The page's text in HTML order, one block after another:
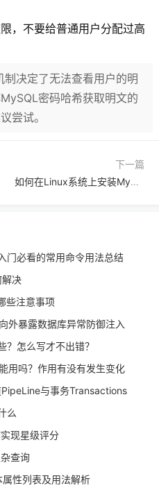
，不要给普通用户分配过高
决定了无法查看用户的明
密码哈希获取明文的
尝试。
下一篇
如何在Linux系统上安装MySQL（使用tar包）
门必看的常用命令用法总结
解决
些注意事项
外暴露数据库异常防御注入
？怎么写才不出错？
用吗？作用有没有发生变化
与事务Transactions
么
现星级评分
查询
性列表及用法解析